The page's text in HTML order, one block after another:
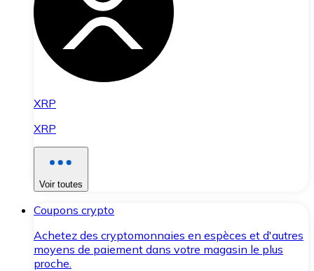
XRP
XRP
Voir toutes
Coupons crypto
Achetez des cryptomonnaies en espèces et d'autres
moyens de paiement dans votre magasin le plus
proche.